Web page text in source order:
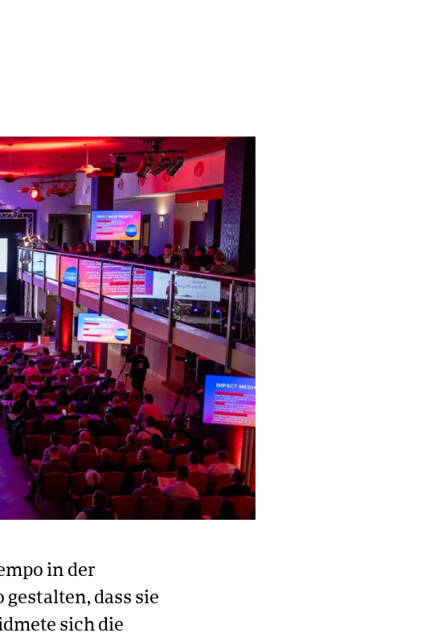
in der
dass sie
sich die